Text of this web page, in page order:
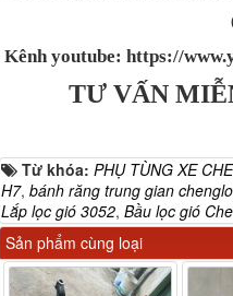
Kênh youtube: https://
TƯ VẤN
Từ khóa: PHỤ TÙNG XE
H7, bánh răng trung gian
Lắp lọc gió 3052, Bầu lọc gió
Sản phẩm cùng loại